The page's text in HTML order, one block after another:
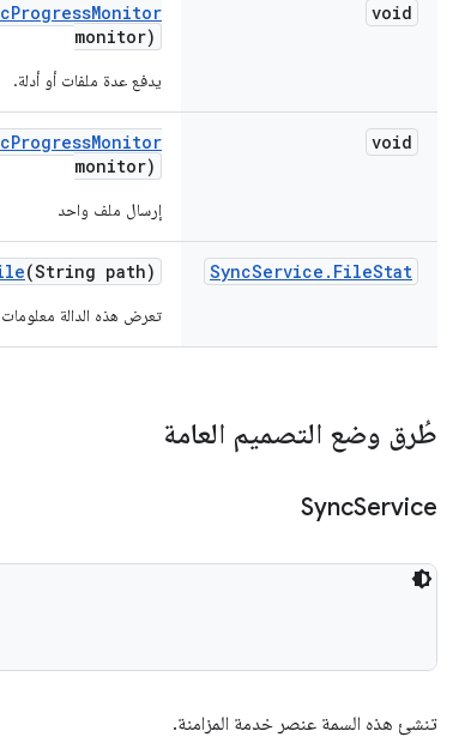
void
ProgressMonitor
monitor)
يدفع عدة ملفات أو أدلة.
void
ProgressMonitor
monitor)
إرسال ملف واحد
SyncService . FileStat
(String path)
تعرض هذه الدالة
طُرق وضع التصميم العامة
SyncService
تنشئ هذه السمة عنصر خدمة المزامنة.